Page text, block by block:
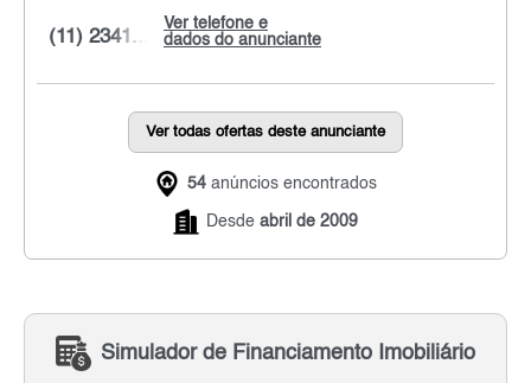
Ver telefone e
dados do anunciante
(11) 2341...
Ver todas ofertas deste anunciante
54 anúncios encontrados
Desde abril de 2009
Simulador de Financiamento Imobiliário